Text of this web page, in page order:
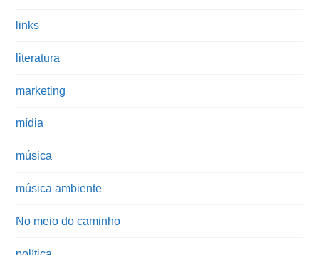
links
literatura
marketing
mídia
música
música ambiente
No meio do caminho